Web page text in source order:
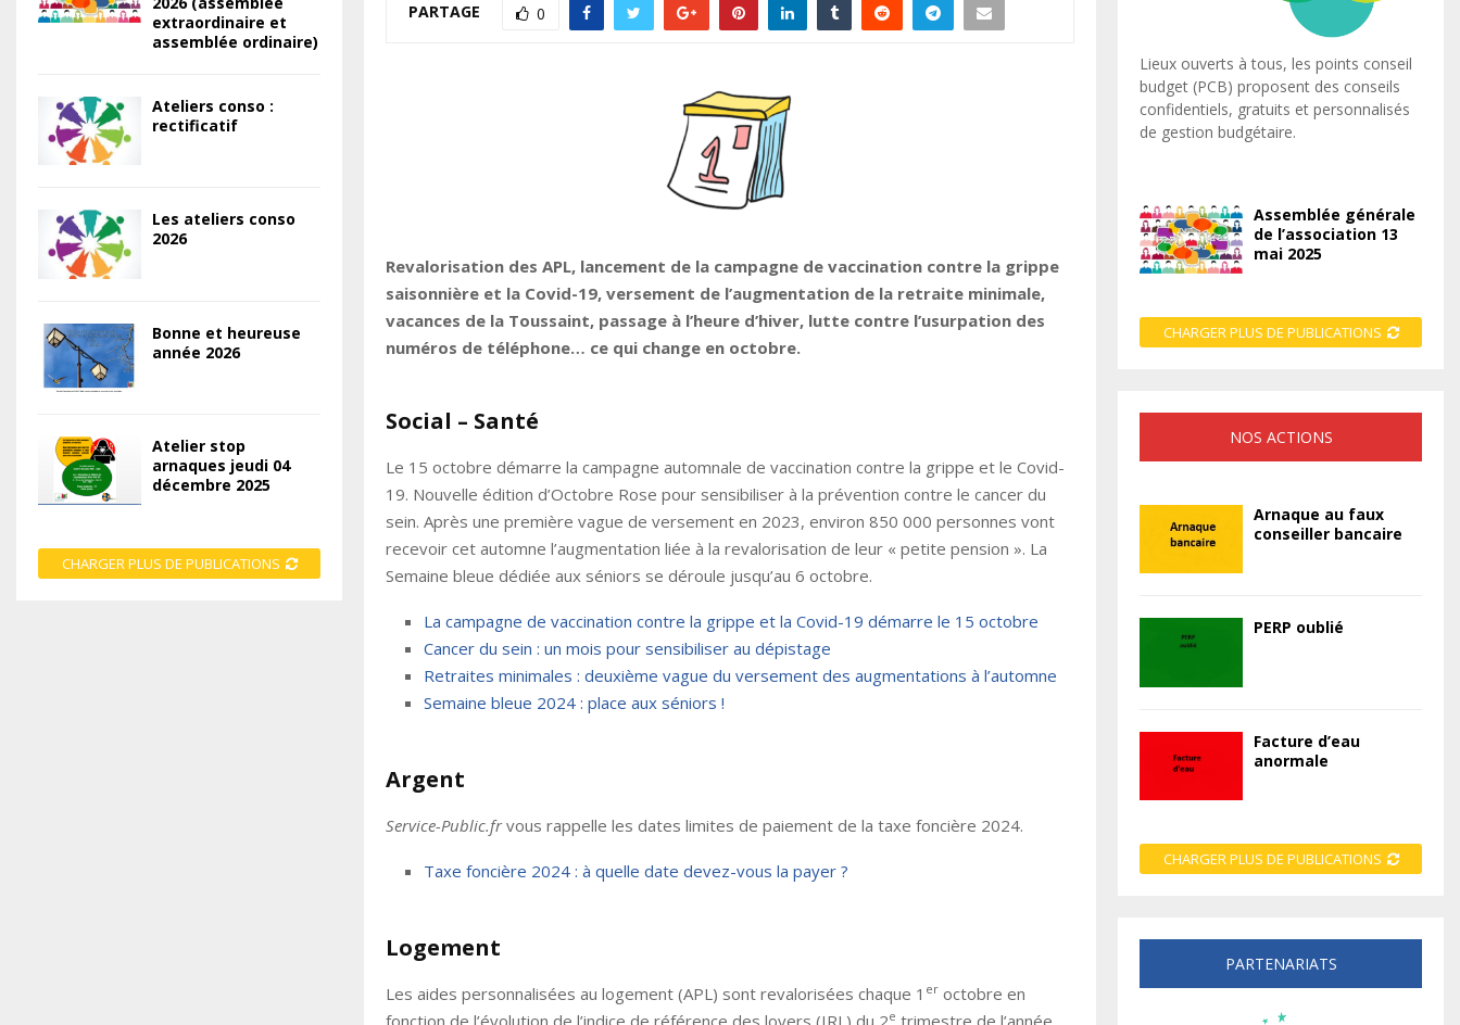
PARTAGE 0
Revalorisation des APL, lancement de la campagne de vaccination contre la grippe
saisonnière et la Covid-19, versement de l’augmentation de la retraite minimale,
vacances de la Toussaint, passage à l’heure d’hiver, lutte contre l’usurpation des
numéros de téléphone… ce qui change en octobre.
Social – Santé
Le 15 octobre démarre la campagne automnale de vaccination contre la grippe et le Covid-
19. Nouvelle édition d’Octobre Rose pour sensibiliser à la prévention contre le cancer du
sein. Après une première vague de versement en 2023, environ 850 000 personnes vont
recevoir cet automne l’augmentation liée à la revalorisation de leur « petite pension ». La
Semaine bleue dédiée aux séniors se déroule jusqu’au 6 octobre.
La campagne de vaccination contre la grippe et la Covid-19 démarre le 15 octobre
Cancer du sein : un mois pour sensibiliser au dépistage
Retraites minimales : deuxième vague du versement des augmentations à l’automne
Semaine bleue 2024 : place aux séniors !
Argent
Service-Public.frvous rappelle les dates limites de paiement de la taxe foncière 2024.
Taxe foncière 2024 : à quelle date devez-vous la payer ?
Logement
Les aides personnalisées au logement (APL) sont revalorisées chaque 1 er octobre en
fonction de l’évolution de l’indice de référence des loyers (IRL) du 2e trimestre de l’année
extraordinaire et
assemblée ordinaire)
Ateliers conso :
rectificatif
Les ateliers conso
2026
Bonne et heureuse
année 2026
Atelier stop
arnaques jeudi 04
décembre 2025
CHARGER PLUS DE PUBLICATIONS
Lieux ouverts à tous, les points conseil
budget (PCB) proposent des conseils
confidentiels, gratuits et personnalisés
de gestion budgétaire.
Assemblée générale
de l’association 13
mai 2025
CHARGER PLUS DE PUBLICATIONS
NOS ACTIONS
Arnaque au faux
conseiller bancaire
PERP oublié
Facture d’eau
anormale
CHARGER PLUS DE PUBLICATIONS
PARTENARIATS